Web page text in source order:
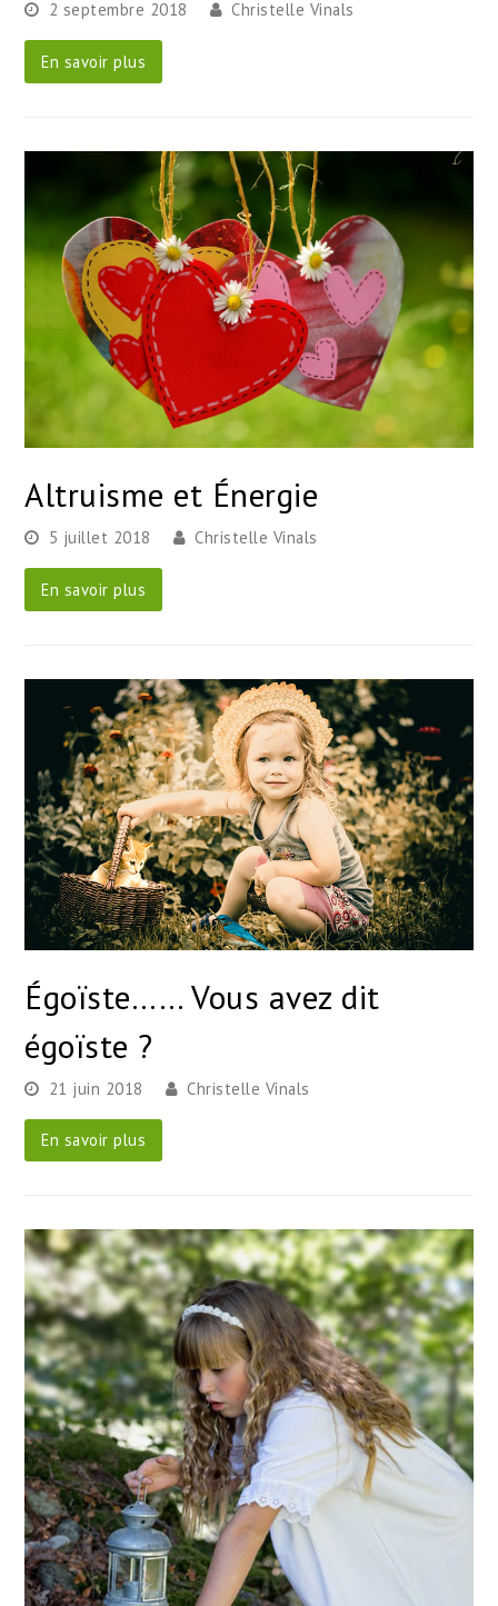
2 septembre 2018 Christelle Vinals
En savoir plus
Altruisme et Énergie
5 juillet 2018 Christelle Vinals
En savoir plus
Égoïste…… Vous avez dit
égoïste ?
21 juin 2018 Christelle Vinals
En savoir plus